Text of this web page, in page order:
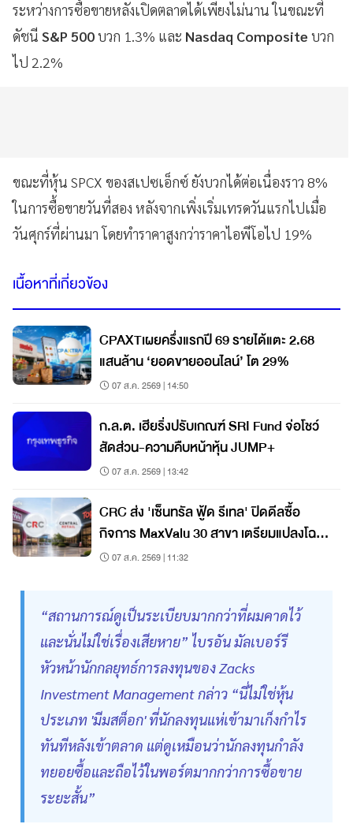
ระหว่างการซื้อขายหลังเปิดตลาดได้เพียงไม่นาน ในขณะที่
ดัชนี S&P 500บวก 1.3% และ Nasdaq Composite บวก
ไป 2.2%
ขณะที่หุ้น SPCX ของสเปซเอ็กซ์ ยังบวกได้ต่อเนื่องราว 8%
ในการซื้อขายวันที่สอง หลังจากเพิ่งเริ่มเทรดวันแรกไปเมื่อ
วันศุกร์ที่ผ่านมา โดยทำราคาสูงกว่าราคาไอพีโอไป 19%
เนื้อหาที่เกี่ยวข้อง
CPAXTเผยครึ่งแรกปี 69 รายได้แตะ 2.68
แสนล้าน ‘ยอดขายออนไลน์’ โต 29%
07 ส.ค. 2569 | 14:50
ก.ล.ต. เฮียริ่งปรับเกณฑ์ SRI Fund จ่อโชว์
สัดส่วน-ความคืบหน้าหุ้น JUMP+
07 ส.ค. 2569 | 13:42
CRC ส่ง 'เซ็นทรัล ฟู้ด รีเทล' ปิดดีลซื้อ
กิจการ MaxValu 30 สาขา เตรียมแปลงโฉม
เป็น 'ท็อปส์'
07 ส.ค. 2569 | 11:32
“สถานการณ์ดูเป็นระเบียบมากกว่าที่ผมคาดไว้
และนั่นไม่ใช่เรื่องเสียหาย” ไบรอัน มัลเบอร์รี
หัวหน้านักกลยุทธ์การลงทุนของ Zacks
Investment Management กล่าว “นี่ไม่ใช่หุ้น
ประเภท 'มีมสต็อก' ที่นักลงทุนแห่เข้ามาเก็งกำไร
ทันทีหลังเข้าตลาด แต่ดูเหมือนว่านักลงทุนกำลัง
ทยอยซื้อและถือไว้ในพอร์ตมากกว่าการซื้อขาย
ระยะสั้น”